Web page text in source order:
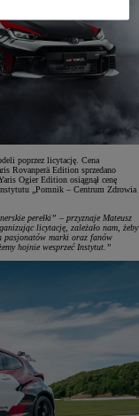
poprzez licytację. Cena
Rovanperä Edition sprzedano
Ogier Edition osiągnął cenę
„Pomnik – Centrum Zdrowia
perełki” – przyznaje Mateusz
licytację, zależało nam, żeby
pasjonatów marki oraz fanów
hojnie wesprzeć Instytut.”